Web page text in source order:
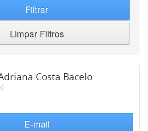
Filtrar
Limpar Filtros
Costa Bacelo
E-mail